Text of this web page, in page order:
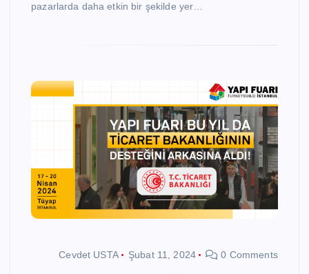
pazarlarda daha etkin bir şekilde yer…
Cevdet USTA Şubat 11, 2024 0 Comments